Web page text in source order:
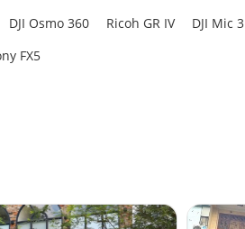
DJI Osmo 360 Ricoh GR IV DJI Mic 3
FX5